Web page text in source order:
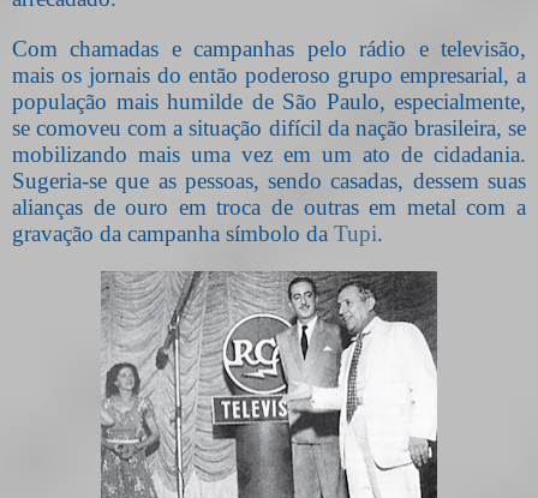
Com chamadas e campanhas pelo rádio e televisão,
mais os jornais do então poderoso grupo empresarial, a
população mais humilde de São Paulo, especialmente,
se comoveu com a situação difícil da nação brasileira, se
mobilizando mais uma vez em um ato de cidadania.
Sugeria-se que as pessoas, sendo casadas, dessem suas
alianças de ouro em troca de outras em metal com a
gravação da campanha símbolo da Tupi.